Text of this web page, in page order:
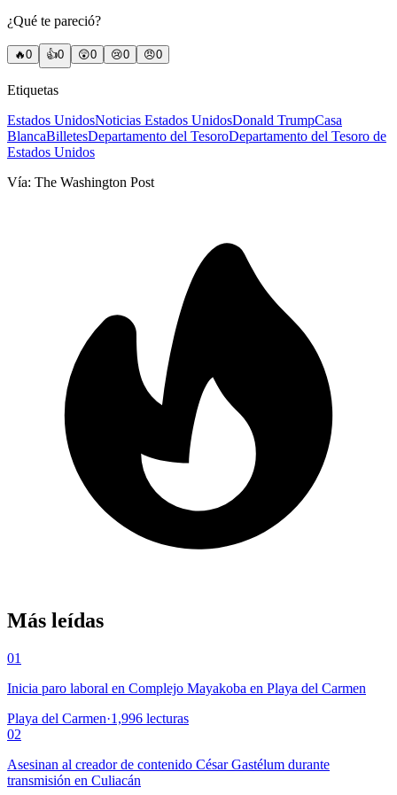
¿Qué te pareció?
🔥0 👍0 😲0 😢0 😠0
Etiquetas
Estados UnidosNoticias Estados UnidosDonald TrumpCasa
BlancaBilletesDepartamento del TesoroDepartamento del Tesoro de
Estados Unidos
Vía: The Washington Post
Más leídas
01
Inicia paro laboral en Complejo Mayakoba en Playa del Carmen
Playa del Carmen·1,996 lecturas
02
Asesinan al creador de contenido César Gastélum durante
transmisión en Culiacán